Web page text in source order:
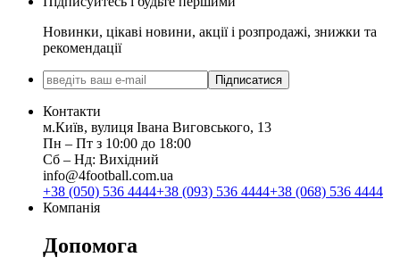
Новинки, цікаві новини, акції і розпродажі, знижки та
рекомендації
Підписатися
Контакти
м.Київ, вулиця Івана Виговського, 13
Пн ‒ Пт з 10:00 до 18:00
Сб ‒ Нд: Вихідний
info@4football.com.ua
+38 (050) 536 4444+38 (093) 536 4444+38 (068) 536 4444
Компанія
Допомога